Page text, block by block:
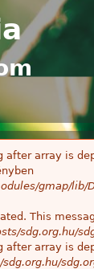
after array is
gmap/lib/
This
sdg.org.hu/
after array is